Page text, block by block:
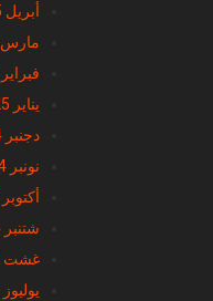
أبريل 2025
مارس 2025
فبراير 2025
يناير 2025
دجنبر 2024
نونبر 2024
أكتوبر 2024
شتنبر 2024
غشت 2024
يوليوز 2024